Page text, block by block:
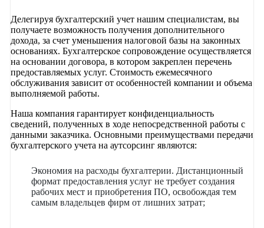
Делегируя бухгалтерский учет нашим специалистам, вы
получаете возможность получения дополнительного
дохода, за счет уменьшения налоговой базы на законных
основаниях. Бухгалтерское сопровождение осуществляется
на основании договора, в котором закреплен перечень
предоставляемых услуг. Стоимость ежемесячного
обслуживания зависит от особенностей компании и объема
выполняемой работы.
Наша компания гарантирует конфиденциальность
сведений, полученных в ходе непосредственной работы с
данными заказчика. Основными преимуществами передачи
бухгалтерского учета на аутсорсинг являются:
Экономия на расходы бухгалтерии. Дистанционный
формат предоставления услуг не требует создания
рабочих мест и приобретения ПО, освобождая тем
самым владельцев фирм от лишних затрат;